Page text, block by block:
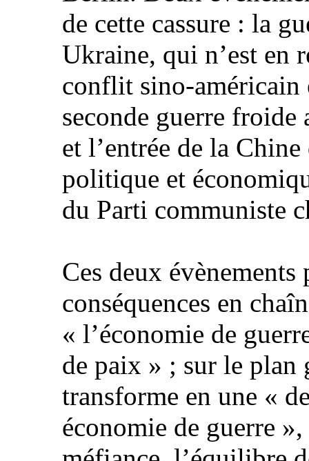
de cette cassure : la
Ukraine, qui n’est en
conflit sino-américain
seconde guerre froide
et l’entrée de la
politique et
du Parti communiste
Ces deux évènements
conséquences en
« l’économie de
de paix » ; sur le plan
transforme en une «
économie de guerre